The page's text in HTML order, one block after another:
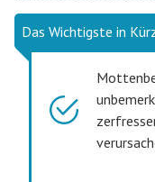
Das Wichtigste in